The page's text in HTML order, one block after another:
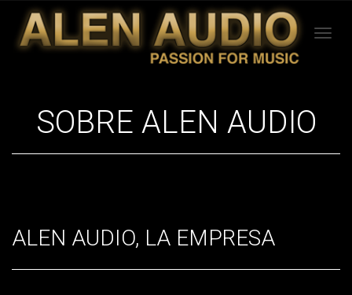
SOBRE ALEN AUDIO
ALEN AUDIO, LA EMPRESA